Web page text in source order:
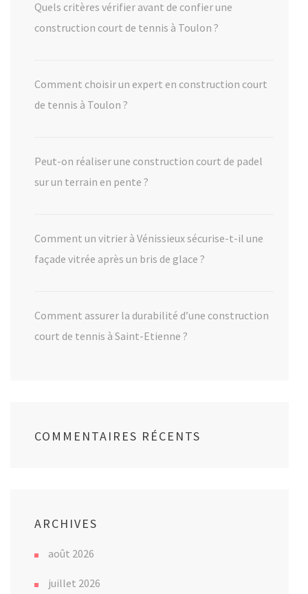
Quels critères vérifier avant de confier une
construction court de tennis à Toulon ?
Comment choisir un expert en construction court
de tennis à Toulon ?
Peut-on réaliser une construction court de padel
sur un terrain en pente ?
Comment un vitrier à Vénissieux sécurise-t-il une
façade vitrée après un bris de glace ?
Comment assurer la durabilité d’une construction
court de tennis à Saint-Etienne ?
COMMENTAIRES RÉCENTS
ARCHIVES
août 2026
juillet 2026